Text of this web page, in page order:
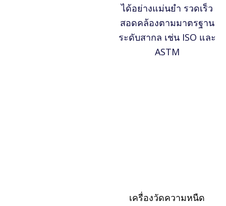
ได้อย่างแม่นยำ รวดเร็ว
สอดคล้องตามมาตรฐาน
ระดับสากล เช่น ISO และ
ASTM
เครื่องวัดความหนืด